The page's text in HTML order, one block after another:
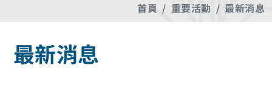
首頁 重要活動 最新消息
最新消息